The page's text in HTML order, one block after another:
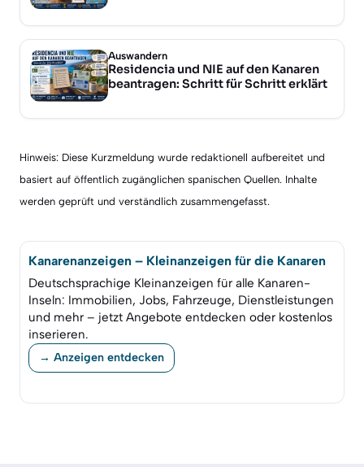
Auswandern
Residencia und NIE auf den Kanaren
beantragen: Schritt für Schritt erklärt
Hinweis: Diese Kurzmeldung wurde redaktionell aufbereitet und
basiert auf öffentlich zugänglichen spanischen Quellen. Inhalte
werden geprüft und verständlich zusammengefasst.
Kanarenanzeigen – Kleinanzeigen für die Kanaren
Deutschsprachige Kleinanzeigen für alle Kanaren-
Inseln: Immobilien, Jobs, Fahrzeuge, Dienstleistungen
und mehr – jetzt Angebote entdecken oder kostenlos
inserieren.
→ Anzeigen entdecken